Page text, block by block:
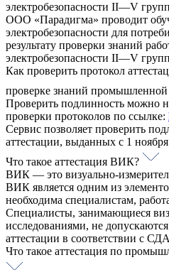
электробезопасности II—V
ООО «Парадигма» проводит
электробезопасности для
результату проверки знаний
электробезопасности II—V
Как проверить протокол
проверке знаний промышленной
Проверить подлинность можно
проверки протоколов по ссылке:
Cервис позволяет проверить
аттестации, выданных с 1 ноября
Что такое аттестация ВИК?
ВИК — это визуально-
ВИК является одним из
необходима специалистам,
Специалисты, занимающиеся
исследованиями, не
аттестации в соответствии с
Что такое аттестация по